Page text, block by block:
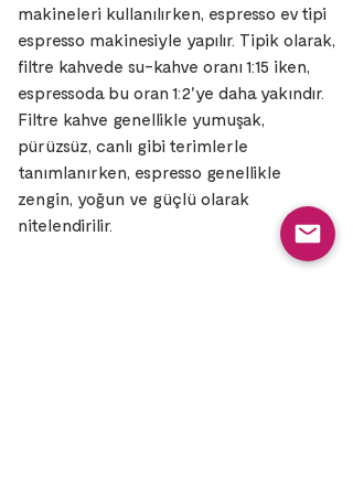
makineleri kullanılırken, espresso ev tipi
espresso makinesiyle yapılır. Tipik olarak,
filtre kahvede su-kahve oranı 1:15 iken,
espressoda bu oran 1:2'ye daha yakındır.
Filtre kahve genellikle yumuşak,
pürüzsüz, canlı gibi terimlerle
tanımlanırken, espresso genellikle
zengin, yoğun ve güçlü olarak
nitelendirilir.